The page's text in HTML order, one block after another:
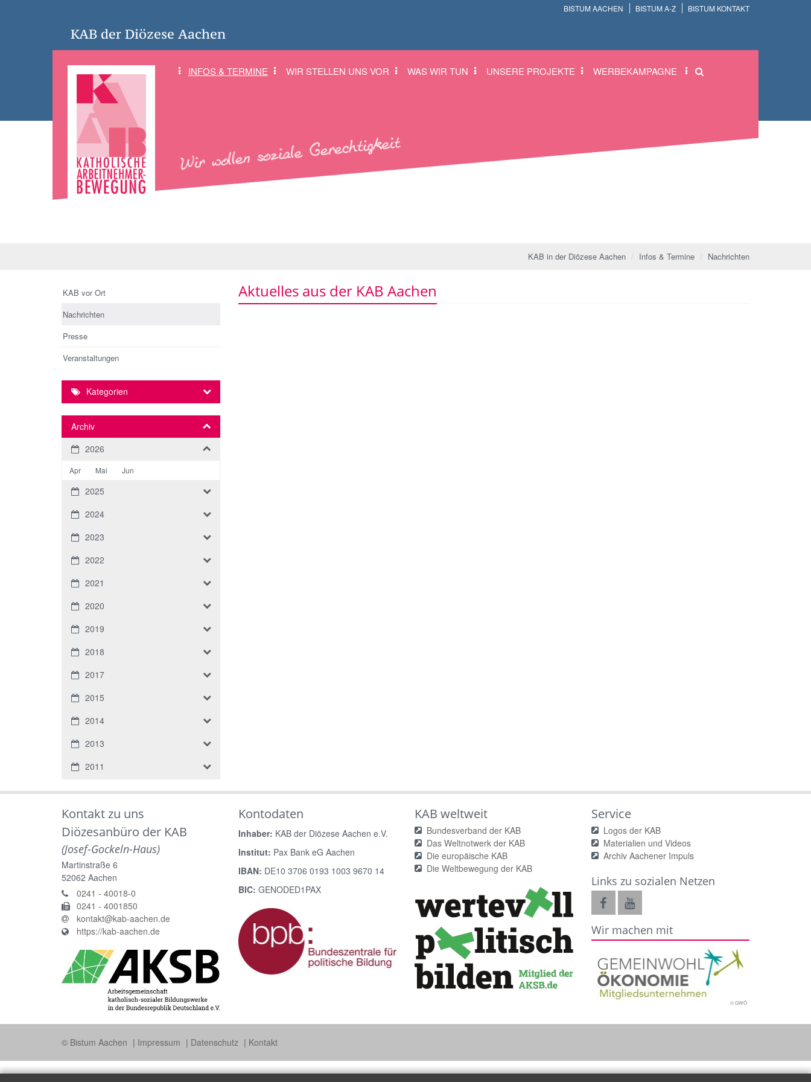
BISTUM AACHEN BISTUM A-Z BISTUM KONTAKT
KAB der Diözese Aachen
INFOS & TERMINE WIR STELLEN UNS VOR WAS WIR TUN UNSERE PROJEKTE WERBEKAMPAGNE
KAB in der Diözese Aachen Infos & Termine Nachrichten
Aktuelles aus der KAB Aachen
KAB vor Ort
Nachrichten
Presse
Veranstaltungen
Kategorien
Archiv
2026
Apr Mai Jun
2025
2024
2023
2022
2021
2020
2019
2018
2017
2015
2014
2013
2011
Kontakt zu uns
Diözesanbüro der KAB
(Josef-Gockeln-Haus)
Martinstraße 6
52062 Aachen
0241 - 40018-0
0241 - 4001850
kontakt@kab-aachen.de
https://kab-aachen.de
Kontodaten
Inhaber: KAB der Diözese Aachen e.V.
Institut: Pax Bank eG Aachen
IBAN: DE10 3706 0193 1003 9670 14
BIC: GENODED1PAX
KAB weltweit
Bundesverband der KAB
Das Weltnotwerk der KAB
Die europäische KAB
Die Weltbewegung der KAB
Service
Logos der KAB
Materialien und Videos
Archiv Aachener Impuls
Links zu sozialen Netzen
Wir machen mit
© GWÖ
© Bistum Aachen Impressum Datenschutz Kontakt